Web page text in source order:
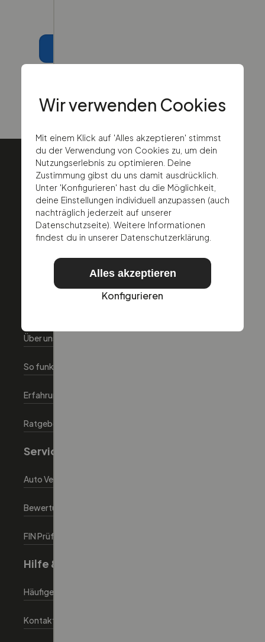
Über uns
So funktionierts
Erfahrungen
Ratgeber
Service
Auto Verkaufen
Bewertungstool
FIN Prüfen tool
Hilfe & Information
Häufige Fragen
Kontaktiere uns
Wir verwenden Cookies
Mit einem Klick auf 'Alles akzeptieren' stimmst
du der Verwendung von Cookies zu, um dein
Nutzungserlebnis zu optimieren. Deine
Zustimmung gibst du uns damit ausdrücklich.
Unter 'Konfigurieren' hast du die Möglichkeit,
deine Einstellungen individuell anzupassen (auch
nachträglich jederzeit auf unserer
Datenschutzseite). Weitere Informationen
findest du in unserer Datenschutzerklärung.
Alles akzeptieren
Konfigurieren